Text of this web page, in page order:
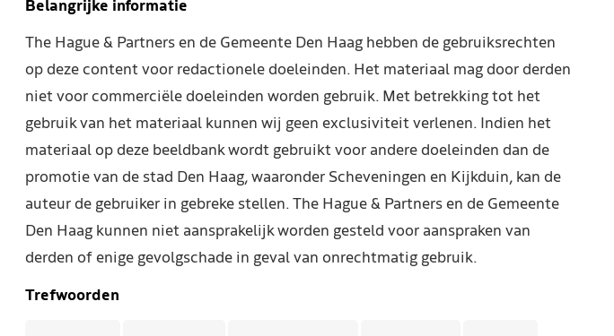
Belangrijke informatie
The Hague & Partners en de Gemeente Den Haag hebben de gebruiksrechten
op deze content voor redactionele doeleinden. Het materiaal mag door derden
niet voor commerciële doeleinden worden gebruik. Met betrekking tot het
gebruik van het materiaal kunnen wij geen exclusiviteit verlenen. Indien het
materiaal op deze beeldbank wordt gebruikt voor andere doeleinden dan de
promotie van de stad Den Haag, waaronder Scheveningen en Kijkduin, kan de
auteur de gebruiker in gebreke stellen. The Hague & Partners en de Gemeente
Den Haag kunnen niet aansprakelijk worden gesteld voor aanspraken van
derden of enige gevolgschade in geval van onrechtmatig gebruik.
Trefwoorden